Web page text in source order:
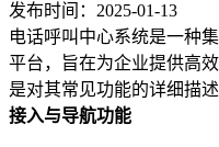
发布时间： 2025-01-13
电话呼叫中心系统是一种
平台，旨在为企业提供高
是对其常见功能的详细描述
接入与导航功能